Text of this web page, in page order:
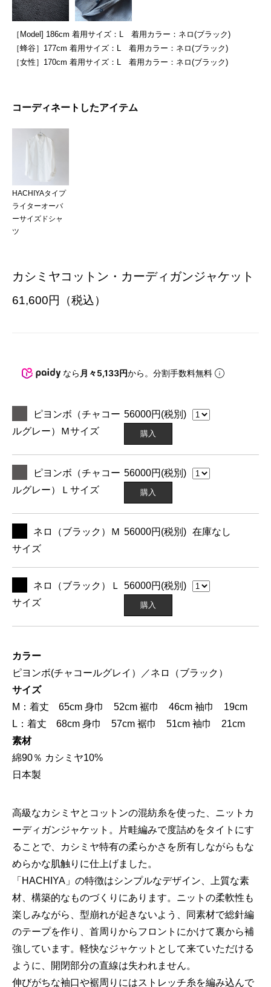
［Model] 186cm 着用サイズ：L 着用カラー：ネロ(ブラック)
［蜂谷］177cm 着用サイズ：L 着用カラー：ネロ(ブラック)
［女性］170cm 着用サイズ：L 着用カラー：ネロ(ブラック)
コーディネートしたアイテム
HACHIYAタイプ
ライターオーバ
ーサイズドシャ
ツ
カシミヤコットン・カーディガンジャケット
61,600円（税込）
なら 月々5,133円から。分割手数料無料
ピヨンボ（チャコー
ルグレー）Ｍサイズ
56000円(税別)
購入
ピヨンボ（チャコー
ルグレー）Ｌサイズ
56000円(税別)
購入
ネロ（ブラック）Ｍ
サイズ
56000円(税別) 在庫なし
ネロ（ブラック）Ｌ
サイズ
56000円(税別)
購入
カラー
ピヨンボ(チャコールグレイ）／ネロ（ブラック）
サイズ
M：着丈 65cm 身巾 52cm 裾巾 46cm 袖巾 19cm
L：着丈 68cm 身巾 57cm 裾巾 51cm 袖巾 21cm
素材
綿90％ カシミヤ10%
日本製
高級なカシミヤとコットンの混紡糸を使った、ニットカ
ーディガンジャケット。片畦編みで度詰めをタイトにす
ることで、カシミヤ特有の柔らかさを所有しながらもな
めらかな肌触りに仕上げました。
「HACHIYA」の特徴はシンプルなデザイン、上質な素
材、構築的なものづくりにあります。ニットの柔軟性も
楽しみながら、型崩れが起きないよう、同素材で総針編
のテープを作り、首周りからフロントにかけて裏から補
強しています。軽快なジャケットとして来ていただける
ように、開閉部分の直線は失われません。
伸びがちな袖口や裾周りにはストレッチ糸を編み込んで